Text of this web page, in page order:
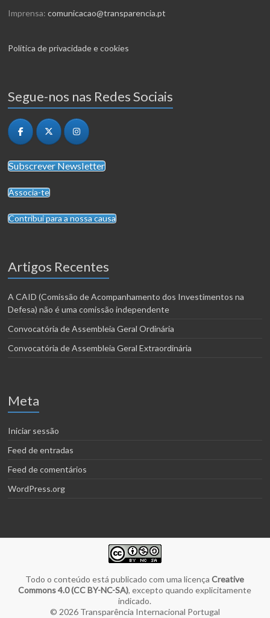
Imprensa:comunicacao@transparencia.pt
Política de privacidade e cookies
Segue-nos nas Redes Sociais
Subscrever Newsletter
Associa-te
Contribui para a nossa causa
Artigos Recentes
A CAID (Comissão de Acompanhamento dos Investimentos na
Defesa) não é uma comissão independente
Convocatória de Assembleia Geral Ordinária
Convocatória de Assembleia Geral Extraordinária
Meta
Iniciar sessão
Feed de entradas
Feed de comentários
WordPress.org
Todo o conteúdo está publicado com uma licençaCreative
Commons 4.0 (CC BY-NC-SA), excepto quando explicitamente
indicado.
© 2026 Transparência Internacional Portugal